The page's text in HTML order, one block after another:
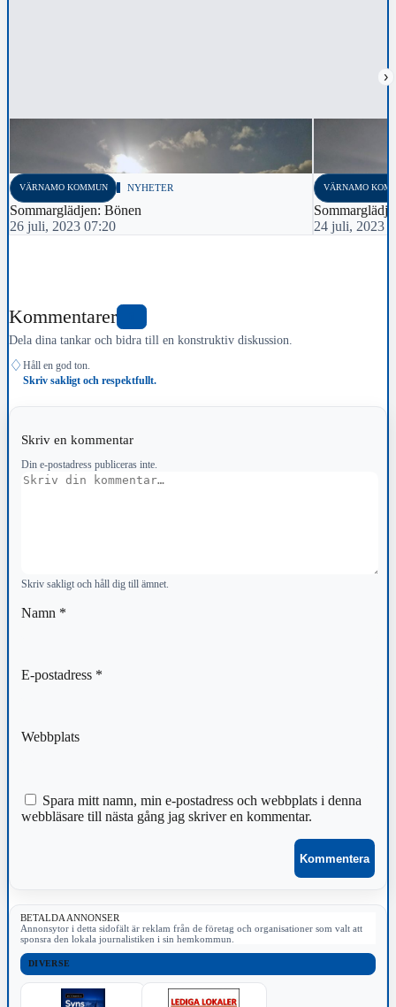
›
VÄRNAMO KOMMUN NYHETER
Sommarglädjen: Bönen
26 juli, 2023 07:20
VÄRNAMO
24 juli, 2023
Kommentarer
Dela dina tankar och bidra till en konstruktiv diskussion.
♢ Håll en god ton.
Skriv sakligt och respektfullt.
Skriv en kommentar
Din e-postadress publiceras inte.
Kommentar
Skriv sakligt och håll dig till ämnet.
Namn *
E-postadress *
Webbplats
Spara mitt namn, min e-postadress och webbplats i denna
webbläsare till nästa gång jag skriver en kommentar.
BETALDA ANNONSER
Annonsytor i detta sidofält är reklam från de företag och organisationer som valt att
sponsra den lokala journalistiken i sin hemkommun.
DIVERSE